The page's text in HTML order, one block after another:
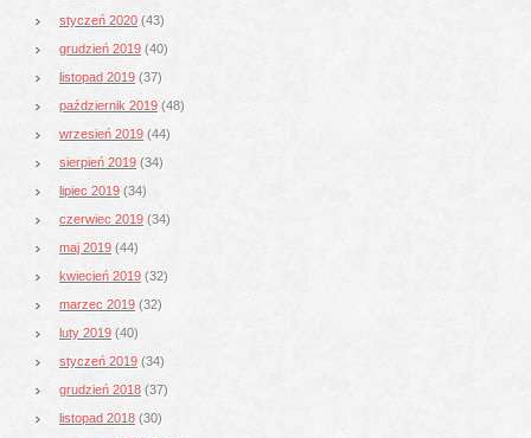
styczeń 2020 (43)
grudzień 2019 (40)
listopad 2019 (37)
październik 2019 (48)
wrzesień 2019 (44)
sierpień 2019 (34)
lipiec 2019 (34)
czerwiec 2019 (34)
maj 2019 (44)
kwiecień 2019 (32)
marzec 2019 (32)
luty 2019 (40)
styczeń 2019 (34)
grudzień 2018 (37)
listopad 2018 (30)